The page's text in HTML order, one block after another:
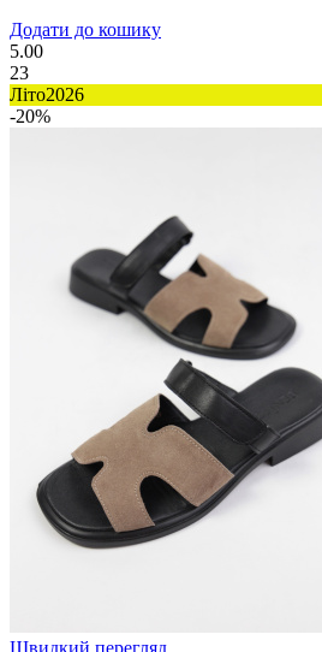
Додати до кошику
5.00
23
Літо2026
-20%
Швидкий перегляд